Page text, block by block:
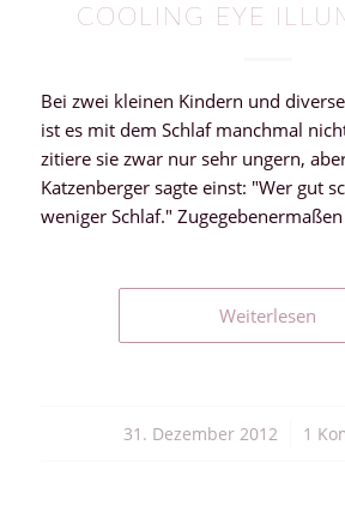
COOLING EYE
Bei zwei kleinen Kindern und
ist es mit dem Schlaf manchmal
zitiere sie zwar nur sehr ungern,
Katzenberger sagte einst: "Wer gut
weniger Schlaf."
Weiterlesen
31. Dezember 2012
/ 1